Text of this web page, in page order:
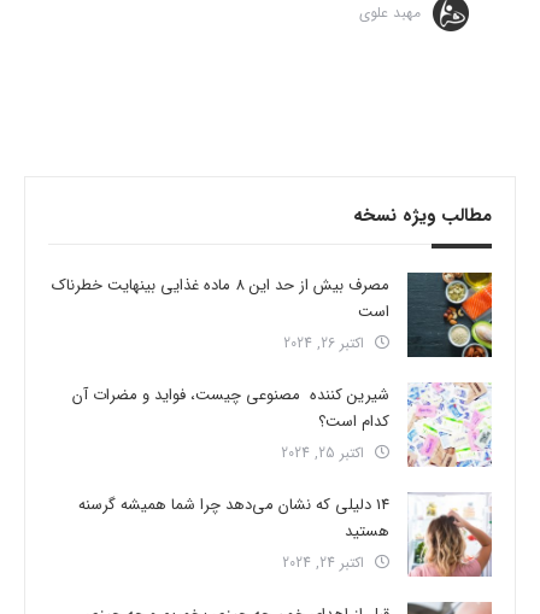
مهبد علوی
مطالب ویژه نسخه
مصرف بیش از حد این 8 ماده غذایی بینهایت خطرناک
است
اکتبر 26, 2024
شیرین کننده مصنوعی چیست، فواید و مضرات آن
کدام است؟
اکتبر 25, 2024
14 دلیلی که نشان می‌دهد چرا شما همیشه گرسنه
هستید
اکتبر 24, 2024